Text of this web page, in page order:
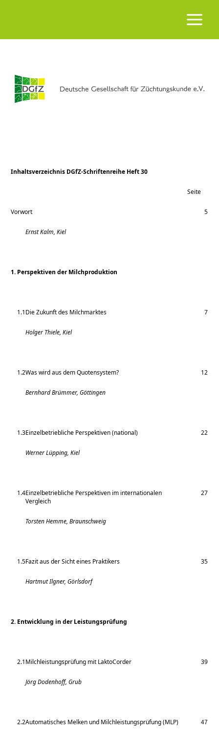
Inhaltsverzeichnis DGfZ-Schriftenreihe Heft 30
Seite
Vorwort 5
Ernst Kalm, Kiel
1. Perspektiven der Milchproduktion
1.1Die Zukunft des Milchmarktes 7
Holger Thiele, Kiel
1.2Was wird aus dem Quotensystem? 12
Bernhard Brümmer, Göttingen
1.3Einzelbetriebliche Perspektiven (national) 22
Werner Lüpping, Kiel
1.4Einzelbetriebliche Perspektiven im internationalen
Vergleich
27
Torsten Hemme, Braunschweig
1.5Fazit aus der Sicht eines Praktikers 35
Hartmut Ilgner, Görlsdorf
2. Entwicklung in der Leistungsprüfung
2.1Milchleistungsprüfung mit LaktoCorder 39
Jörg Dodenhoff, Grub
2.2Automatisches Melken und Milchleistungs­prüfung (MLP) 47